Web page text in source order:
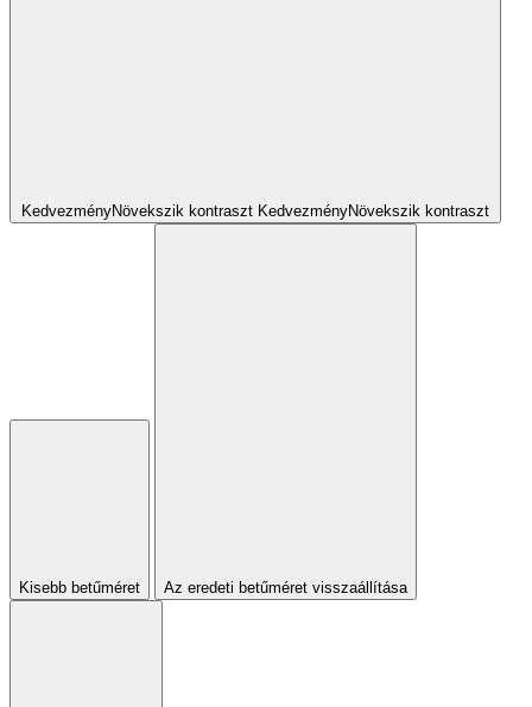
KedvezményNövekszik kontraszt KedvezményNövekszik kontraszt
Kisebb betűméret Az eredeti betűméret visszaállítása